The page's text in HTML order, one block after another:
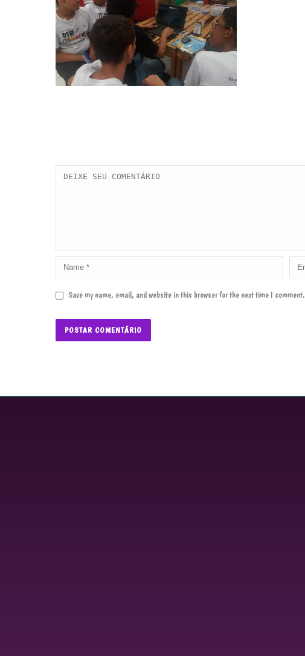
Save my name, email, and website in this browser for the next time I comment.